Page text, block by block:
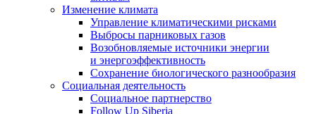
Изменение климата
Управление климатическими рисками
Выбросы парниковых газов
Возобновляемые источники энергии
и энергоэффективность
Сохранение биологического разнообразия
Социальная деятельность
Социальное партнерство
Follow Up Siberia